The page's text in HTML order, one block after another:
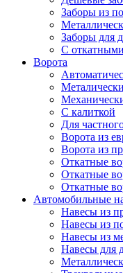
Заборы из
Заборы для
С
Ворота
С калиткой
Для
Ворота из
Ворота из
Откатные
Откатные
Откатные
Автомобильные
Навесы из
Навесы из
Навесы из
Навесы для